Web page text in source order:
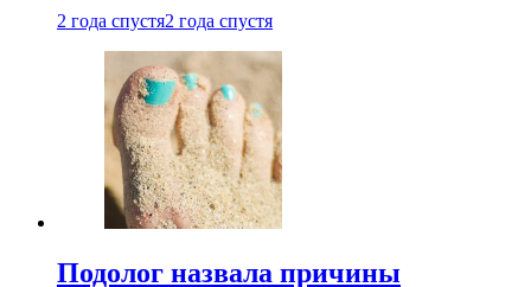
2 года спустя2 года спустя
Подолог назвала причины